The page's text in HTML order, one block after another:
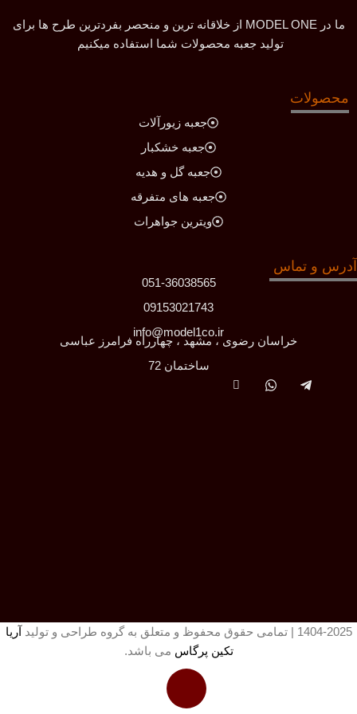
ما در MODEL ONE از خلاقانه ترین و منحصر بفردترین طرح ها برای
تولید جعبه محصولات شما استفاده میکنیم
محصولات
جعبه زیورآلات
جعبه خشکبار
جعبه گل و هدیه
جعبه های متفرقه
ویترین جواهرات
آدرس و تماس
051-36038565
09153021743
info@model1co.ir
خراسان رضوی ، مشهد ، چهارراه فرامرز عباسی
ساختمان 72
1404-2025 | تمامی حقوق محفوظ و متعلق به گروه طراحی و تولید
آریا
تکین پرگاس می باشد.